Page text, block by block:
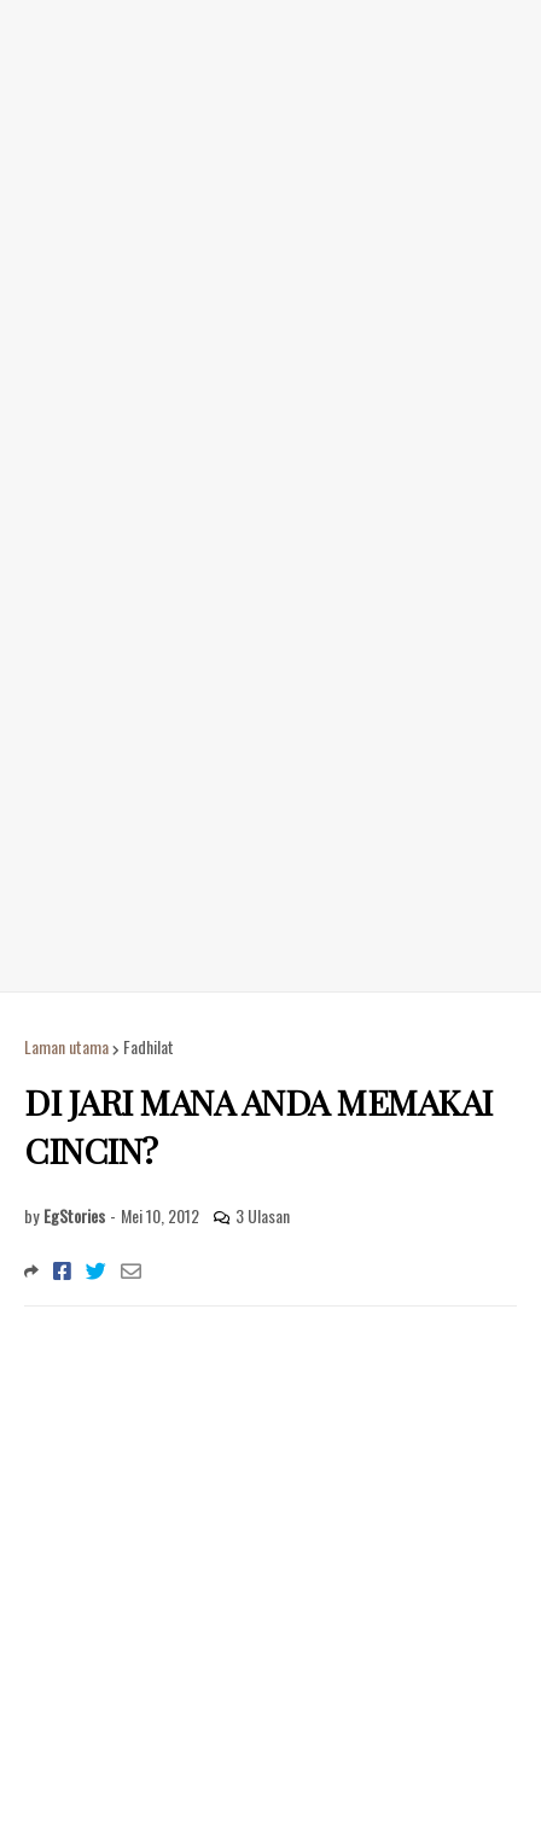
Laman utama Fadhilat
DI JARI MANA ANDA MEMAKAI
CINCIN?
by EgStories - Mei 10, 2012 3 Ulasan